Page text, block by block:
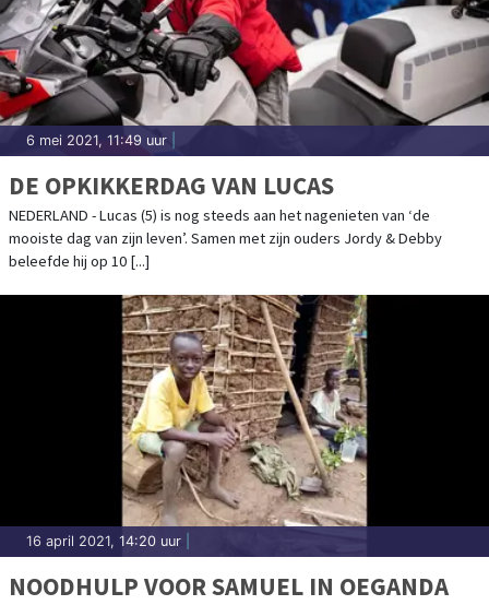
6 mei 2021, 11:49 uur
DE OPKIKKERDAG VAN LUCAS
NEDERLAND - Lucas (5) is nog steeds aan het nagenieten van ‘de
mooiste dag van zijn leven’. Samen met zijn ouders Jordy & Debby
beleefde hij op 10 [...]
16 april 2021, 14:20 uur
NOODHULP VOOR SAMUEL IN OEGANDA